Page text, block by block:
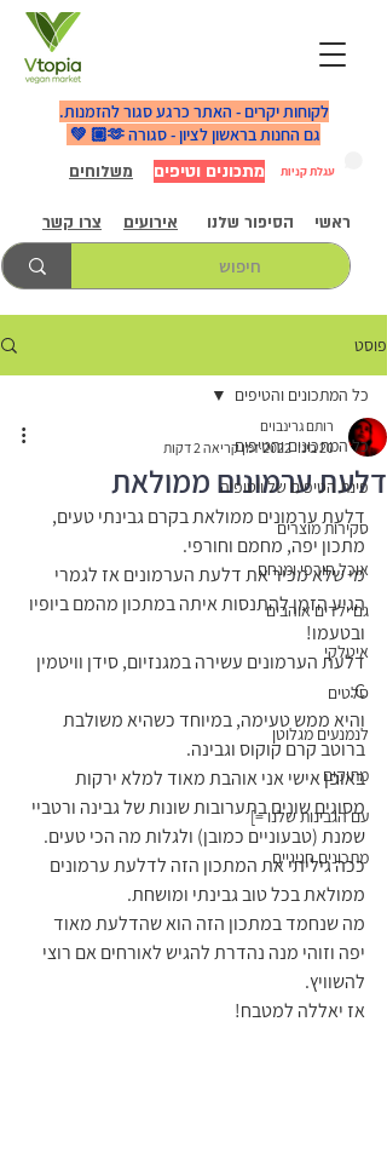
עגלת קניות
אירועים הסיפור שלנו
משלוחים
צרו קשר
מתכונים וטיפים
לקוחות יקרים - האתר כרגע סגור להזמנות.
גם החנות בראשון לציון - סגורה 🫶🏼 💚
ראשי
פוסט
כל המתכונים והטיפים
פינת הטיפים של ויטופיה
סקירות מוצרים
אוכל חורפי ומנחם
גם ילדים אוהבים
איטלקי
סלטים
לנמנעים מגלוטן
מתוקים
עם הגבינות שלנו =]
מתכונים חגיגיים
כל המתכונים והטיפים
דלעת ערמונים ממולאת
רותם גרינבוים
20 בינו׳ 2022
זמן קריאה 2 דקות
דלעת ערמונים ממולאת בקרם גבינתי טעים,
מתכון יפה, מחמם וחורפי.
מי שלא מכיר את דלעת הערמונים אז לגמרי
הגיע הזמן להתנסות איתה במתכון מהמם ביופיו
ובטעמו!
דלעת הערמונים עשירה במגנזיום, סידן וויטמין
C.
והיא ממש טעימה, במיוחד כשהיא משולבת
ברוטב קרם קוקוס וגבינה.
באופן אישי אני אוהבת מאוד למלא ירקות
מסוגים שונים בתערובות שונות של גבינה ורטביי
שמנת (טבעוניים כמובן) ולגלות מה הכי טעים.
ככה גיליתי את המתכון הזה לדלעת ערמונים
ממולאת בכל טוב גבינתי ומושחת.
מה שנחמד במתכון הזה הוא שהדלעת מאוד
יפה וזוהי מנה נהדרת להגיש לאורחים אם רוצי
להשוויץ.
אז יאללה למטבח!